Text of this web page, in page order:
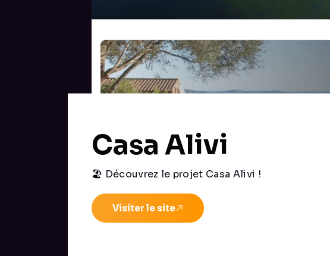
Casa Alivi
🏖️ Découvrez le projet Casa Alivi !
Visiter le site